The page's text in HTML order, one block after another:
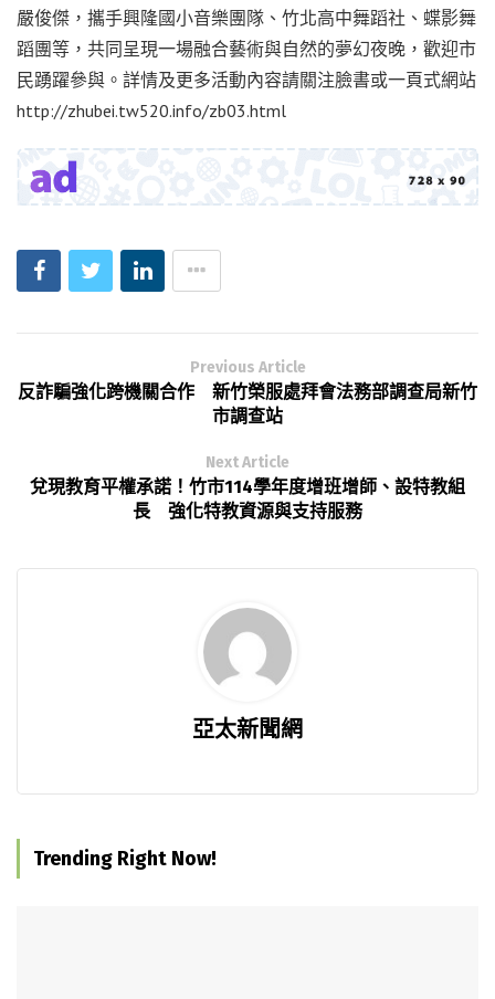
嚴俊傑，攜手興隆國小音樂團隊、竹北高中舞蹈社、蝶影舞
蹈團等，共同呈現一場融合藝術與自然的夢幻夜晚，歡迎市
民踴躍參與。詳情及更多活動內容請關注臉書或一頁式網站
http://zhubei.tw520.info/zb03.html
Previous Article
反詐騙強化跨機關合作 新竹榮服處拜會法務部調查局新竹
市調查站
Next Article
兌現教育平權承諾！竹市114學年度增班增師、設特教組
長 強化特教資源與支持服務
亞太新聞網
Trending Right Now!